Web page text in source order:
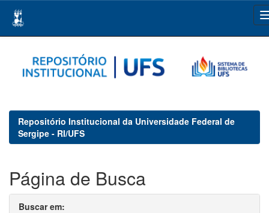
navigation
Repositório Institucional da Universidade Federal de
Sergipe - RI/UFS
Página de Busca
Buscar em: